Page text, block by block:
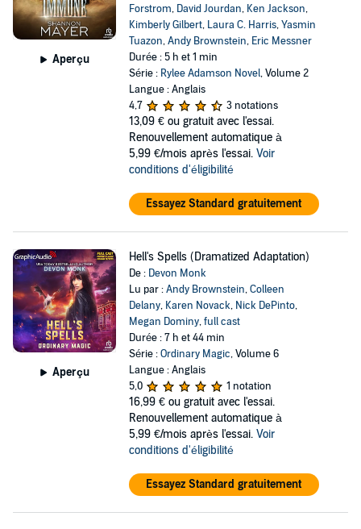
Aperçu
Forstrom, David Jourdan, Ken Jackson,
Kimberly Gilbert, Laura C. Harris,Yasmin
Tuazon,Andy Brownstein, Eric Messner
Durée : 5 h et 1 min
Série : Rylee Adamson Novel, Volume 2
Langue : Anglais
4,7
3 notations
13,09 € ou gratuit avec l'essai.
Renouvellement automatique à
5,99 €/mois après l'essai. Voir
conditions d'éligibilité
Essayez Standard gratuitement
Aperçu
Hell's Spells (Dramatized Adaptation)
De : Devon Monk
Lu par :Andy Brownstein,Colleen
Delany, Karen Novack, Nick DePinto,
Megan Dominy,full cast
Durée : 7 h et 44 min
Série :Ordinary Magic, Volume 6
Langue : Anglais
5,0
1 notation
16,99 € ou gratuit avec l'essai.
Renouvellement automatique à
5,99 €/mois après l'essai. Voir
conditions d'éligibilité
Essayez Standard gratuitement